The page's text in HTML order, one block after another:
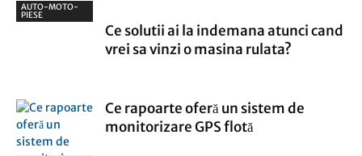
AUTO-MOTO-
PIESE
Ce solutii ai la indemana atunci cand
vrei sa vinzi o masina rulata?
Ce rapoarte oferă un sistem de
monitorizare GPS flotă